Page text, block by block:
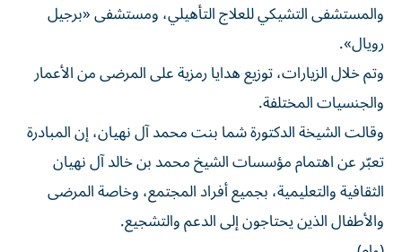
والمستشفى التشيكي للعلاج التأهيلي، ومستشفى «برجيل
رويال».
وتم خلال الزيارات، توزيع هدايا رمزية على المرضى من الأعمار
والجنسيات المختلفة.
وقالت الشيخة الدكتورة شما بنت محمد آل نهيان، إن المبادرة
تعبّر عن اهتمام مؤسسات الشيخ محمد بن خالد آل نهيان
الثقافية والتعليمية، بجميع أفراد المجتمع، وخاصة المرضى
والأطفال الذين يحتاجون إلى الدعم والتشجيع.